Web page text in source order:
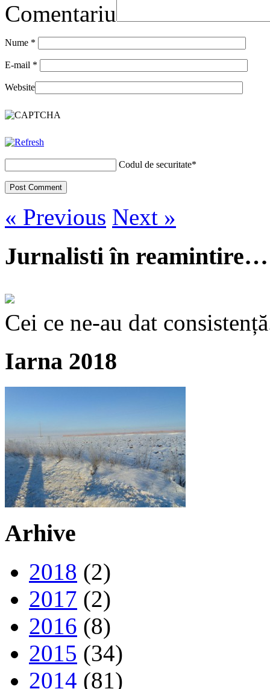
Comentariu
Nume *
E-mail *
Website
Codul de securitate*
« Previous Next »
Jurnalisti în reamintire…
Cei ce ne-au dat
Iarna 2018
Arhive
2018 (2)
2017 (2)
2016 (8)
2015 (34)
2014 (81)